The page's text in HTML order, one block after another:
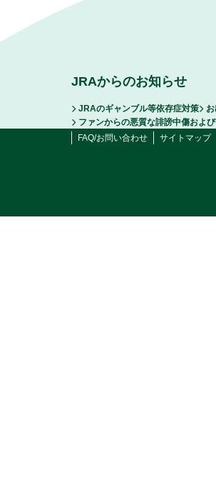
JRAからのお知らせ
JRAのギャンブル等依存症対策
ファンからの悪質な誹謗中傷およ
FAQ/お問い合わせ
サイトマップ